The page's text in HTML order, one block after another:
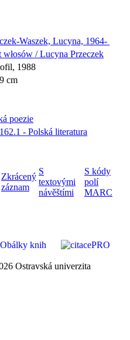
Waszek, Lucyna, 1964-
włosów / Lucyna Przeczek
1988
cm
poezie
- Polská literatura
Zkrácený
záznam
S
textovými
návěštími
S kódy
polí
MARC
Ostravská univerzita